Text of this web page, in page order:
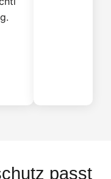
g.
passt